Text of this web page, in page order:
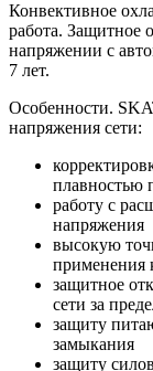
Конвективное
работа. Защитное
напряжении с
7 лет.
Особенности.
напряжения сети:
плавностью
работу с
напряжения
высокую
применения
защитное
сети за
защиту
замыкания
защиту